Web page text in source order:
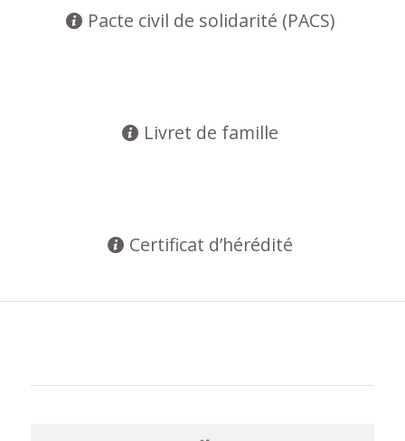
Pacte civil de solidarité (PACS)
Livret de famille
Certificat d’hérédité